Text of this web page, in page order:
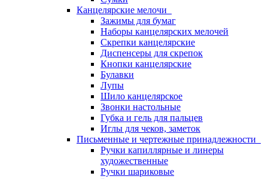
Канцелярские мелочи
Зажимы для бумаг
Наборы канцелярских мелочей
Скрепки канцелярские
Диспенсеры для скрепок
Кнопки канцелярские
Булавки
Лупы
Шило канцелярское
Звонки настольные
Губка и гель для пальцев
Иглы для чеков, заметок
Письменные и чертежные принадлежности
Ручки капиллярные и линеры
художественные
Ручки шариковые